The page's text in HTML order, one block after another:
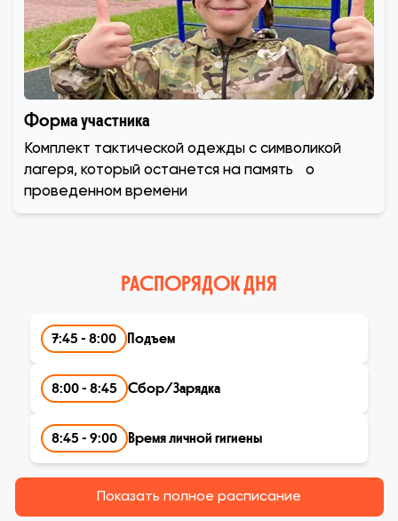
​Форма участника
Комплект тактической одежды с символикой
лагеря, который останется на память о
проведенном времени
РАСПОРЯДОК ДНЯ
7:45 - 8:00 Подъем
8:00 - 8:45 Сбор/Зарядка
​8:45 - 9:00 Время личной гигиены
Показать полное расписание